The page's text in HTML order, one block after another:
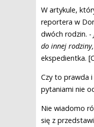
W artykule,
reportera w
dwóch rodzin. -
do innej
ekspedientka.
Czy to prawda
pytaniami nie
Nie wiadomo
się z